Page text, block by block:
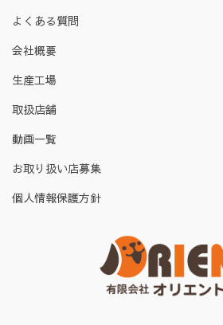
よくある質問
会社概要
生産工場
取扱店舗
動画一覧
お取り扱い店募集
個人情報保護方針